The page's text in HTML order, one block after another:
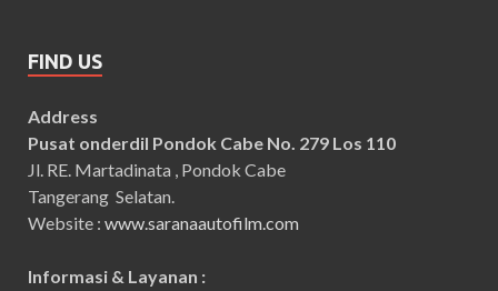
FIND US
Address
Pusat onderdil Pondok Cabe No. 279 Los 110
Jl. RE. Martadinata , Pondok Cabe
Tangerang Selatan.
Website : www.saranaautofilm.com
Informasi & Layanan :